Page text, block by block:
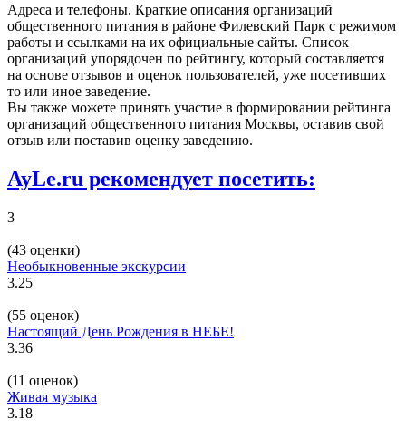
Адреса и телефоны. Краткие описания организаций
общественного питания в районе Филевский Парк с режимом
работы и ссылками на их официальные сайты. Список
организаций упорядочен по рейтингу, который составляется
на основе отзывов и оценок пользователей, уже посетивших
то или иное заведение.
Вы также можете принять участие в формировании рейтинга
организаций общественного питания Москвы, оставив свой
отзыв или поставив оценку заведению.
AyLe.ru рекомендует посетить:
3
(43 оценки)
Необыкновенные экскурсии
3.25
(55 оценок)
Настоящий День Рождения в НЕБЕ!
3.36
(11 оценок)
Живая музыка
3.18